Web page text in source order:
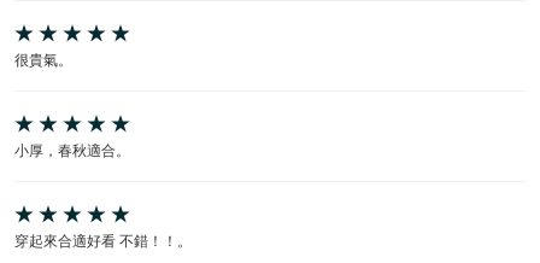
很貴氣。
小厚，春秋適合。
穿起來合適好看 不錯！！。